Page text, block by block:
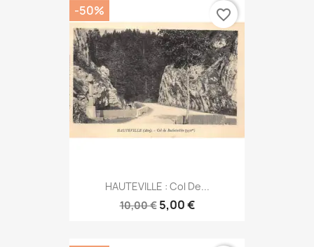
HAUTEVILLE : Col De...
10,00 € 5,00 €
-50% favorite_border